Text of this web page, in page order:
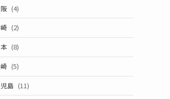
(4)
(2)
(8)
(5)
島 (11)